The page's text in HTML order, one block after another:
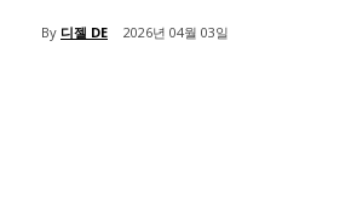
By 디젤 DE 2026년 04월 03일